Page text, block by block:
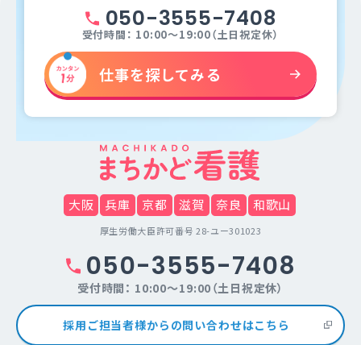
050-3555-7408
受付時間： 10:00～19:00（土日祝定休）
仕事を探してみる
大阪 兵庫 京都 滋賀 奈良 和歌山
厚生労働大臣許可番号 28-ユー301023
050-3555-7408
受付時間： 10:00～19:00（土日祝定休）
採用ご担当者様からの問い合わせはこちら